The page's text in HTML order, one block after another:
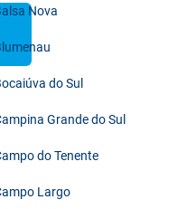
Nova
do Sul
Grande do Sul
do Tenente
Largo